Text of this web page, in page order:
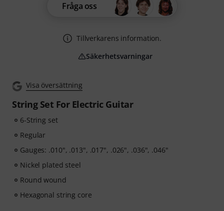
Visa översättning
String Set For Electric Guitar
6-String set
Regular
Gauges: .010", .013", .017", .026", .036", .046"
Nickel plated steel
Round wound
Hexagonal string core
Fråga oss
Tillverkarens information.
Säkerhetsvarningar